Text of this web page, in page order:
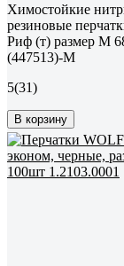
Химостойкие
резиновые
Риф (т) размер M
(447513)-M
5(31)
В корзину